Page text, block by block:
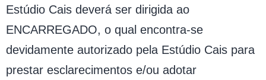
Estúdio Cais deverá ser dirigida ao
ENCARREGADO, o qual encontra-se
devidamente autorizado pela Estúdio Cais para
prestar esclarecimentos e/ou adotar